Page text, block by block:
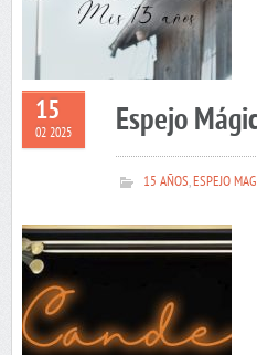
15
02 2025 Espejo
15 AÑOS,ESPEJO